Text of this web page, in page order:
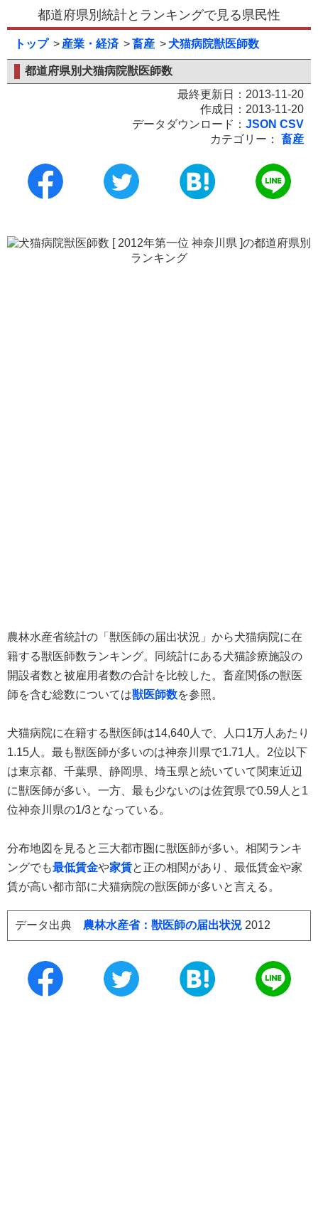
都道府県別統計とランキングで見る県民性
トップ 産業・経済 畜産 犬猫病院獣医師数
都道府県別犬猫病院獣医師数
最終更新日：2013-11-20
作成日：2013-11-20
データダウンロード： JSON CSV
カテゴリー：
畜産
農林水産省統計の「獣医師の届出状況」から犬猫病院に在
籍する獣医師数ランキング。同統計にある犬猫診療施設の
開設者数と被雇用者数の合計を比較した。畜産関係の獣医
師を含む総数については獣医師数を参照。
犬猫病院に在籍する獣医師は14,640人で、人口1万人あたり
1.15人。最も獣医師が多いのは神奈川県で1.71人。2位以下
は東京都、千葉県、静岡県、埼玉県と続いていて関東近辺
に獣医師が多い。一方、最も少ないのは佐賀県で0.59人と1
位神奈川県の1/3となっている。
分布地図を見ると三大都市圏に獣医師が多い。相関ランキ
ングでも最低賃金や家賃と正の相関があり、最低賃金や家
賃が高い都市部に犬猫病院の獣医師が多いと言える。
データ出典 農林水産省：獣医師の届出状況 2012